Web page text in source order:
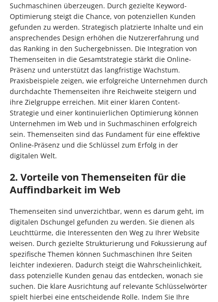
Suchmaschinen überzeugen. Durch gezielte Keyword-
Optimierung steigt die Chance, von potenziellen Kunden
gefunden zu werden. Strategisch platzierte Inhalte und ein
ansprechendes Design erhöhen die Nutzererfahrung und
das Ranking in den Suchergebnissen. Die Integration von
Themenseiten in die Gesamtstrategie stärkt die Online-
Präsenz und unterstützt das langfristige Wachstum.
Praxisbeispiele zeigen, wie erfolgreiche Unternehmen durch
durchdachte Themenseiten ihre Reichweite steigern und
ihre Zielgruppe erreichen. Mit einer klaren Content-
Strategie und einer kontinuierlichen Optimierung können
Unternehmen im Web und in Suchmaschinen erfolgreich
sein. Themenseiten sind das Fundament für eine effektive
Online-Präsenz und die Schlüssel zum Erfolg in der
digitalen Welt.
2. Vorteile von Themenseiten für die
Auffindbarkeit im Web
Themenseiten sind unverzichtbar, wenn es darum geht, im
digitalen Dschungel gefunden zu werden. Sie dienen als
Leuchttürme, die Interessenten den Weg zu Ihrer Website
weisen. Durch gezielte Strukturierung und Fokussierung auf
spezifische Themen können Suchmaschinen Ihre Seiten
leichter indexieren. Dadurch steigt die Wahrscheinlichkeit,
dass potenzielle Kunden genau das entdecken, wonach sie
suchen. Die klare Ausrichtung auf relevante Schlüsselwörter
spielt hierbei eine entscheidende Rolle. Indem Sie Ihre